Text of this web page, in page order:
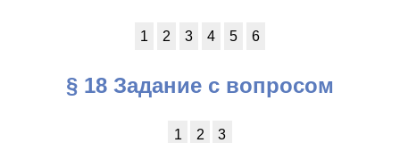
1 2 3 4 5 6
§ 18 Задание с вопросом
1 2 3